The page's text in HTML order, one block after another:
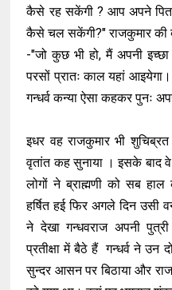
कैसे रह सकेंगी ? आप अपने
कैसे चल सकेंगी?" राजकुमार की
-"जो कुछ भी हो, मैं अपनी
परसों प्रातः काल यहां
गन्धर्व कन्या ऐसा कहकर पुनः
इधर वह राजकुमार भी
वृतांत कह सुनाया । इसके बाद
लोगों ने ब्राह्मणी को सब
हर्षित हई फिर अगले दिन उसी
ने देखा गन्धवराज अपनी
प्रतीक्षा में बैठे हैं गन्धर्व ने उन
सुन्दर आसन पर बिठाया और